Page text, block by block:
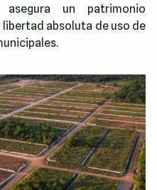
un patrimonio
absoluta de uso de